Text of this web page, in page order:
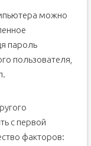
можно
пароль
пользователя,
с первой
факторов: